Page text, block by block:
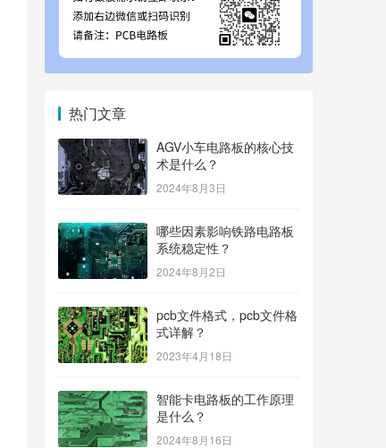
热门文章
AGV小车电路板的核心技
术是什么？
2024年8月3日
哪些因素影响铁路电路板
系统稳定性？
2024年8月2日
pcb文件格式，pcb文件格
式详解？
2023年4月18日
智能卡电路板的工作原理
是什么？
2024年8月16日